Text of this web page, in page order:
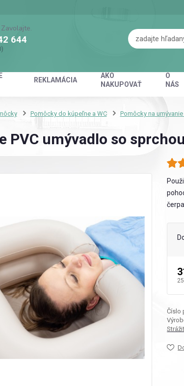
REKLAMÁCIA
AKO
NAKUPOVAŤ
O
NÁS
644
Pomôcky do kúpeľne a WC Pomôcky na
PVC umývadlo so sprchou
Číslo